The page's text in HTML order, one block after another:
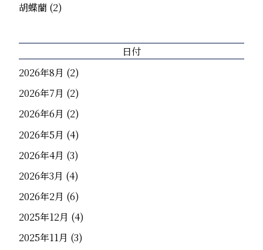
胡蝶蘭 (2)
日付
2026年8月 (2)
2026年7月 (2)
2026年6月 (2)
2026年5月 (4)
2026年4月 (3)
2026年3月 (4)
2026年2月 (6)
2025年12月 (4)
2025年11月 (3)